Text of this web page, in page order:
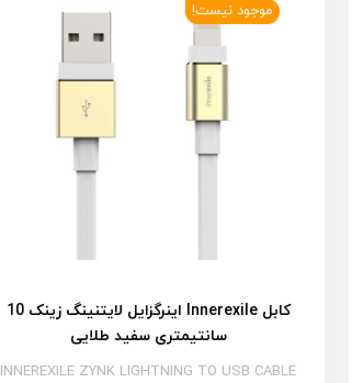
موجود نیست!
کابل Innerexile اینرگزایل لایتنینگ زینک 10
سانتیمتری سفید طلایی
INNEREXILE ZYNK LIGHTNING TO USB CABLE